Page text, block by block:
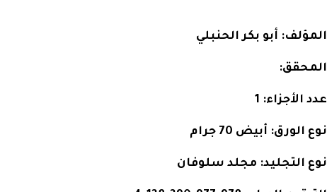
المؤلف: أبو بكر الحنبلي
المحقق:
عدد الأجزاء:
نوع الورق: أبيض 70 جرام
نوع التجليد: مجلد سلوفان